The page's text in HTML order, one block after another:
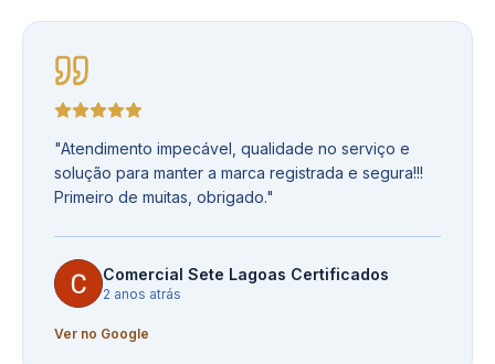
"Atendimento impecável, qualidade no serviço e
solução para manter a marca registrada e segura!!!
Primeiro de muitas, obrigado."
Comercial Sete Lagoas Certificados
2 anos atrás
Ver no Google